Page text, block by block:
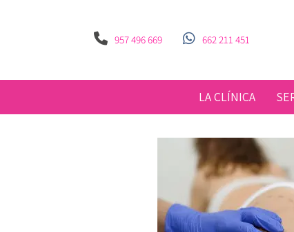
957 496 669 662 211 451
LA CLÍNICA